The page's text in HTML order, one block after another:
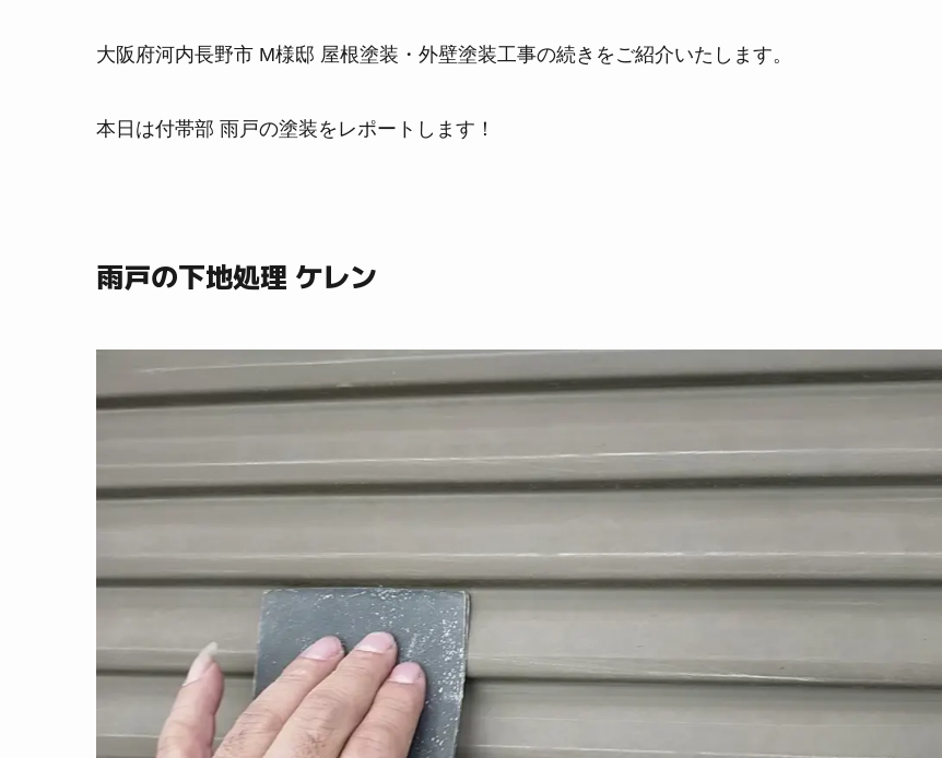
大阪府河内長野市 M様邸 屋根塗装・外壁塗装工事の続きをご紹介いたします。
本日は付帯部 雨戸の塗装をレポートします！
雨戸の下地処理 ケレン